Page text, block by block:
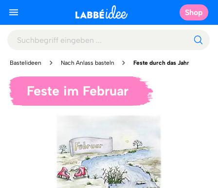
Shop
Bastelideen Nach Anlass basteln Feste durch das Jahr
Feste im Februar